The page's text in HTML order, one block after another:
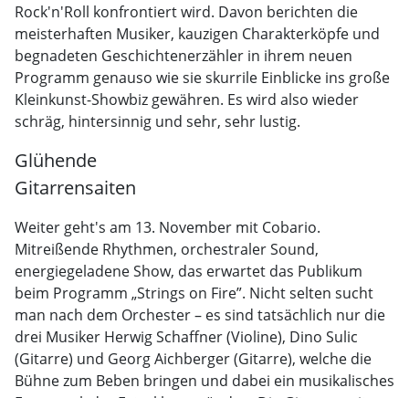
Rock'n'Roll konfrontiert wird. Davon berichten die
meisterhaften Musiker, kauzigen Charakterköpfe und
begnadeten Geschichtenerzähler in ihrem neuen
Programm genauso wie sie skurrile Einblicke ins große
Kleinkunst-Showbiz gewähren. Es wird also wieder
schräg, hintersinnig und sehr, sehr lustig.
Glühende
Gitarrensaiten
Weiter geht's am 13. November mit Cobario.
Mitreißende Rhythmen, orchestraler Sound,
energiegeladene Show, das erwartet das Publikum
beim Programm „Strings on Fire”. Nicht selten sucht
man nach dem Orchester – es sind tatsächlich nur die
drei Musiker Herwig Schaffner (Violine), Dino Sulic
(Gitarre) und Georg Aichberger (Gitarre), welche die
Bühne zum Beben bringen und dabei ein musikalisches